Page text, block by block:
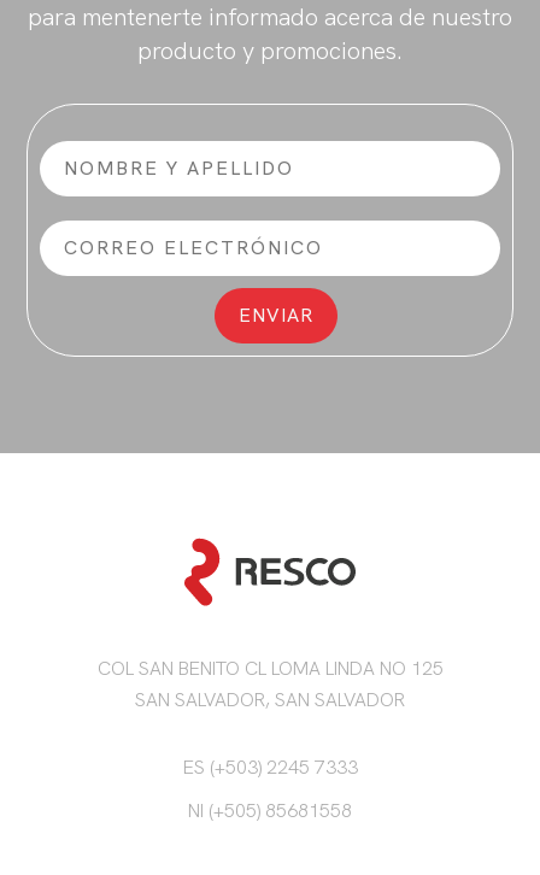
para mentenerte informado acerca de nuestro
producto y promociones.
COL SAN BENITO CL LOMA LINDA NO 125
SAN SALVADOR, SAN SALVADOR
ES (+503) 2245 7333
NI (+505) 85681558